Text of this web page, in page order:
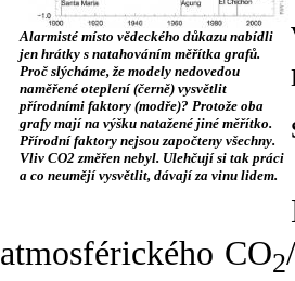
Alarmisté místo vědeckého důkazu nabídli
jen hrátky s natahováním měřítka grafů.
Proč slýcháme, že modely nedovedou
naměřené oteplení (černě) vysvětlit
přírodními faktory (modře)? Protože oba
grafy mají na výšku natažené jiné měřítko.
Přírodní faktory nejsou započteny všechny.
Vliv CO2 změřen nebyl. Ulehčují si tak práci
a co neumějí vysvětlit, dávají za vinu lidem.
atmosférického CO2